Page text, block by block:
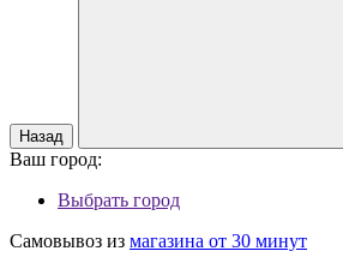
Назад
Ваш город:
Выбрать город
Самовывоз из магазина от 30 минут